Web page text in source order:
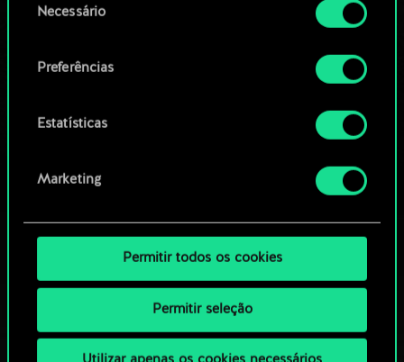
Você encontrará todos os detalhes sobre o uso
de cookies e poderá ajustar as suas preferências
no menu "Configurações" abaixo.
deNecessário
Preferências
Estatísticas
Marketing
Permitir todos os cookies
Permitir seleção